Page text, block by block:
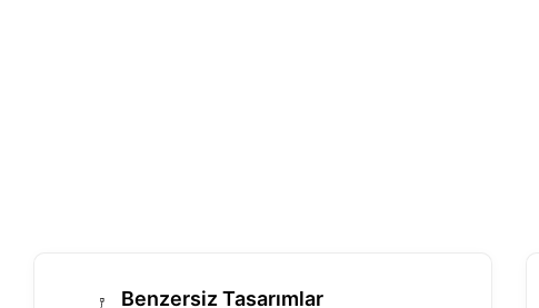
Benzersiz Tasarımlar